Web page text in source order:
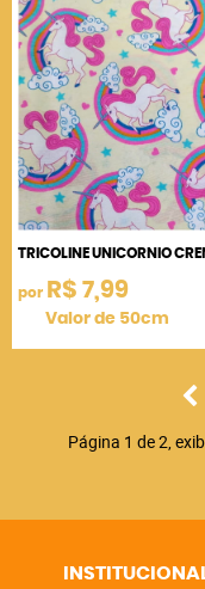
TRICOLINE UNICORNIO
por R$ 7,99
Valor de 50cm
Página 1 de 2,